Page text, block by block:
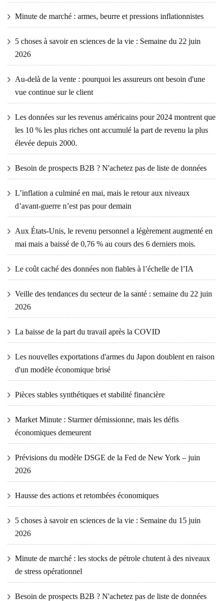
Minute de marché : armes, beurre et pressions inflationnistes
5 choses à savoir en sciences de la vie : Semaine du 22 juin
2026
Au-delà de la vente : pourquoi les assureurs ont besoin d'une
vue continue sur le client
Les données sur les revenus américains pour 2024 montrent que
les 10 % les plus riches ont accumulé la part de revenu la plus
élevée depuis 2000.
Besoin de prospects B2B ? N'achetez pas de liste de données
L’inflation a culminé en mai, mais le retour aux niveaux
d’avant-guerre n’est pas pour demain
Aux États-Unis, le revenu personnel a légèrement augmenté en
mai mais a baissé de 0,76 % au cours des 6 derniers mois.
Le coût caché des données non fiables à l’échelle de l’IA
Veille des tendances du secteur de la santé : semaine du 22 juin
2026
La baisse de la part du travail après la COVID
Les nouvelles exportations d'armes du Japon doublent en raison
d'un modèle économique brisé
Pièces stables synthétiques et stabilité financière
Market Minute : Starmer démissionne, mais les défis
économiques demeurent
Prévisions du modèle DSGE de la Fed de New York – juin
2026
Hausse des actions et retombées économiques
5 choses à savoir en sciences de la vie : Semaine du 15 juin
2026
Minute de marché : les stocks de pétrole chutent à des niveaux
de stress opérationnel
Besoin de prospects B2B ? N'achetez pas de liste de données